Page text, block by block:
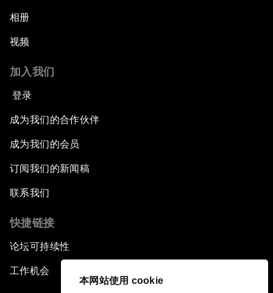
本网站使用 cookie
相册
视频
加入我们
登录
成为我们的合作伙伴
成为我们的会员
订阅我们的新闻稿
联系我们
快捷链接
论坛可持续性
工作机会